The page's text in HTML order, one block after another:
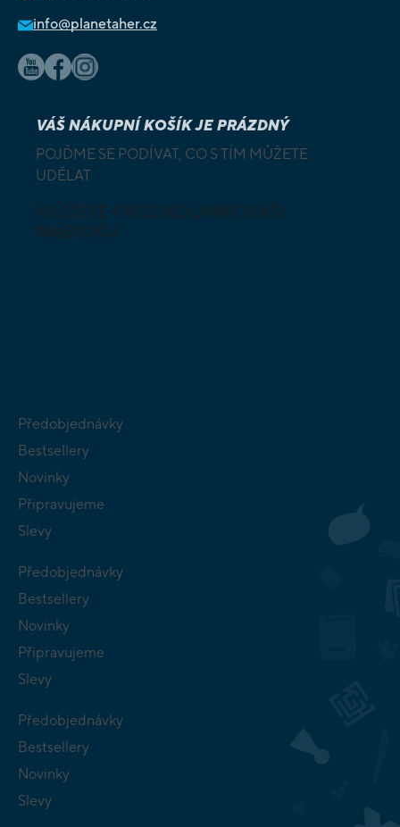
info@planetaher.cz
VÁŠ NÁKUPNÍ KOŠÍK JE PRÁZDNÝ
POJĎME SE PODÍVAT, CO S TÍM MŮŽETE
UDĚLAT
MŮŽETE PROZKOUMAT NAŠI
NABÍDKU
Předobjednávky
Bestsellery
Novinky
Připravujeme
Slevy
Předobjednávky
Bestsellery
Novinky
Připravujeme
Slevy
Předobjednávky
Bestsellery
Novinky
Slevy